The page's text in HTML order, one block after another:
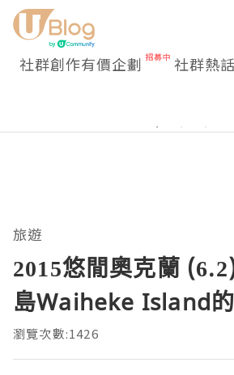
社群創作有價企劃 社群熱話
旅遊
2015悠閒奧克蘭
島Waiheke Island
瀏覽次數:1426